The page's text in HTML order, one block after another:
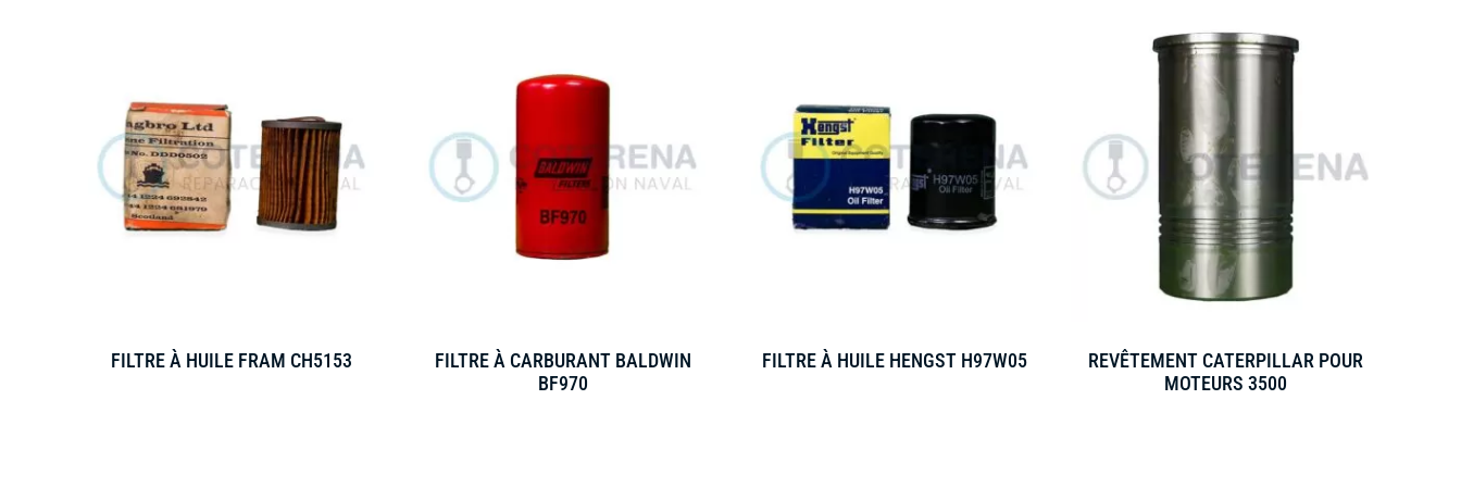
FILTRE À HUILE FRAM CH5153
FILTRE À CARBURANT BALDWIN
BF970
FILTRE À HUILE HENGST H97W05
REVÊTEMENT CATERPILLAR POUR
MOTEURS 3500